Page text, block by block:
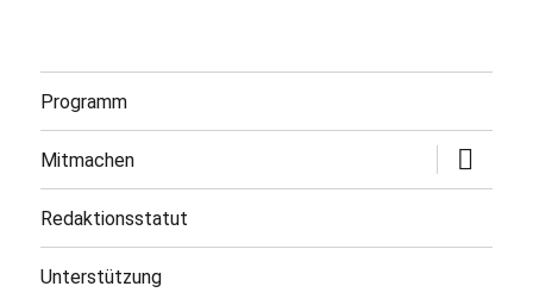
Programm
Mitmachen
öffnen
Redaktionsstatut
Unterstützung